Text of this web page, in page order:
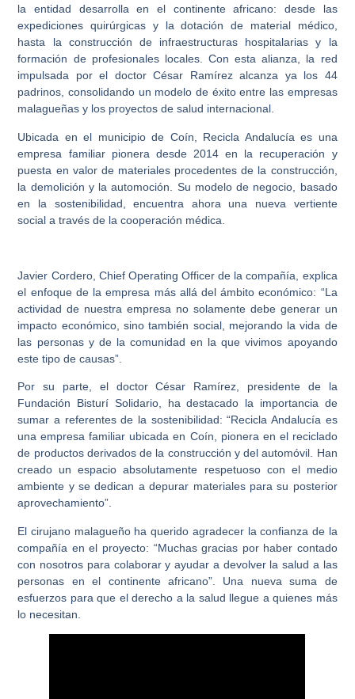
la entidad desarrolla en el continente africano: desde las
expediciones quirúrgicas y la dotación de material médico,
hasta la construcción de infraestructuras hospitalarias y la
formación de profesionales locales. Con esta alianza, la red
impulsada por el doctor César Ramírez alcanza ya los 44
padrinos, consolidando un modelo de éxito entre las empresas
malagueñas y los proyectos de salud internacional.
Ubicada en el municipio de Coín, Recicla Andalucía es una
empresa familiar pionera desde 2014 en la recuperación y
puesta en valor de materiales procedentes de la construcción,
la demolición y la automoción. Su modelo de negocio, basado
en la sostenibilidad, encuentra ahora una nueva vertiente
social a través de la cooperación médica.
Javier Cordero, Chief Operating Officer de la compañía, explica
el enfoque de la empresa más allá del ámbito económico: “La
actividad de nuestra empresa no solamente debe generar un
impacto económico, sino también social, mejorando la vida de
las personas y de la comunidad en la que vivimos apoyando
este tipo de causas”.
Por su parte, el doctor César Ramírez, presidente de la
Fundación Bisturí Solidario, ha destacado la importancia de
sumar a referentes de la sostenibilidad: “Recicla Andalucía es
una empresa familiar ubicada en Coín, pionera en el reciclado
de productos derivados de la construcción y del automóvil. Han
creado un espacio absolutamente respetuoso con el medio
ambiente y se dedican a depurar materiales para su posterior
aprovechamiento”.
El cirujano malagueño ha querido agradecer la confianza de la
compañía en el proyecto: “Muchas gracias por haber contado
con nosotros para colaborar y ayudar a devolver la salud a las
personas en el continente africano”. Una nueva suma de
esfuerzos para que el derecho a la salud llegue a quienes más
lo necesitan.